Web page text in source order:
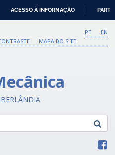
O
CONTEÚDO
ACESSO À INFORMAÇÃO
PT
EN
MAPA DO SITE